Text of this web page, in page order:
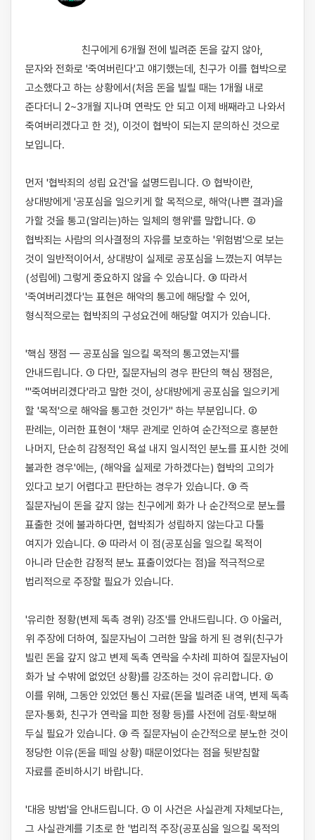
문자와 전화로 '죽여버린다'고 얘기했는데, 친구가 이를 협박으로
고소했다고 하는 상황에서(처음 돈을 빌릴 때는 1개월 내로
준다더니 2~3개월 지나며 연락도 안 되고 이제 배째라고 나와서
죽여버리겠다고 한 것), 이것이 협박이 되는지 문의하신 것으로
보입니다.
먼저 '협박죄의 성립 요건'을 설명드립니다. ① 협박이란,
상대방에게 '공포심을 일으키게 할 목적으로, 해악(나쁜 결과)을
가할 것을 통고(알리는)하는 일체의 행위'를 말합니다. ②
협박죄는 사람의 의사결정의 자유를 보호하는 '위험범'으로 보는
것이 일반적이어서, 상대방이 실제로 공포심을 느꼈는지 여부는
(성립에) 그렇게 중요하지 않을 수 있습니다. ③ 따라서
'죽여버리겠다'는 표현은 해악의 통고에 해당할 수 있어,
형식적으로는 협박죄의 구성요건에 해당할 여지가 있습니다.
'핵심 쟁점 — 공포심을 일으킬 목적의 통고였는지'를
안내드립니다. ① 다만, 질문자님의 경우 판단의 핵심 쟁점은,
"'죽여버리겠다'라고 말한 것이, 상대방에게 공포심을 일으키게
할 '목적'으로 해악을 통고한 것인가" 하는 부분입니다. ②
판례는, 이러한 표현이 '채무 관계로 인하여 순간적으로 흥분한
나머지, 단순히 감정적인 욕설 내지 일시적인 분노를 표시한 것에
불과한 경우'에는, (해악을 실제로 가하겠다는) 협박의 고의가
있다고 보기 어렵다고 판단하는 경우가 있습니다. ③ 즉
질문자님이 돈을 갚지 않는 친구에게 화가 나 순간적으로 분노를
표출한 것에 불과하다면, 협박죄가 성립하지 않는다고 다툴
여지가 있습니다. ④ 따라서 이 점(공포심을 일으킬 목적이
아니라 단순한 감정적 분노 표출이었다는 점)을 적극적으로
법리적으로 주장할 필요가 있습니다.
'유리한 정황(변제 독촉 경위) 강조'를 안내드립니다. ① 아울러,
위 주장에 더하여, 질문자님이 그러한 말을 하게 된 경위(친구가
빌린 돈을 갚지 않고 변제 독촉 연락을 수차례 피하여 질문자님이
화가 날 수밖에 없었던 상황)를 강조하는 것이 유리합니다. ②
이를 위해, 그동안 있었던 통신 자료(돈을 빌려준 내역, 변제 독촉
문자·통화, 친구가 연락을 피한 정황 등)를 사전에 검토·확보해
두실 필요가 있습니다. ③ 즉 질문자님이 순간적으로 분노한 것이
정당한 이유(돈을 떼일 상황) 때문이었다는 점을 뒷받침할
자료를 준비하시기 바랍니다.
'대응 방법'을 안내드립니다. ① 이 사건은 사실관계 자체보다는,
그 사실관계를 기초로 한 '법리적 주장(공포심을 일으킬 목적의